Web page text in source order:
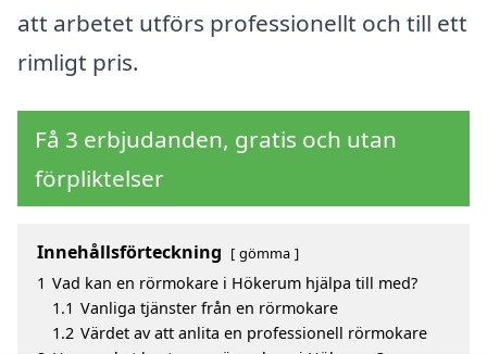
att arbetet utförs professionellt och till ett
rimligt pris.
Få 3 erbjudanden, gratis och utan
förpliktelser
Innehållsförteckning gömma
1 Vad kan en rörmokare i Hökerum hjälpa till med?
1.1 Vanliga tjänster från en rörmokare
1.2 Värdet av att anlita en professionell rörmokare